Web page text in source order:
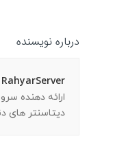
درباره نویسنده
RahyarServer
ارائه دهنده
دیتاسنتر های